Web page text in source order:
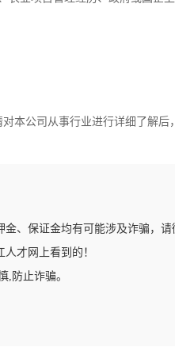
对本公司从事行业进行详细了解
、保证金均有可能涉及诈骗，请
才网上看到的！
,防止诈骗。